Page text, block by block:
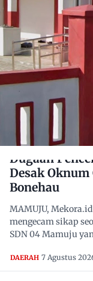
Dugaan
Desak
Bonehau
MAMUJU,
mengecam sikap
SDN 04 Mamuju
DAERAH 7 Agustus